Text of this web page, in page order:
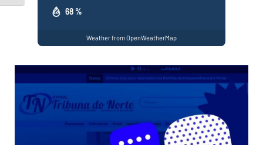
68 %
Weather from OpenWeatherMap